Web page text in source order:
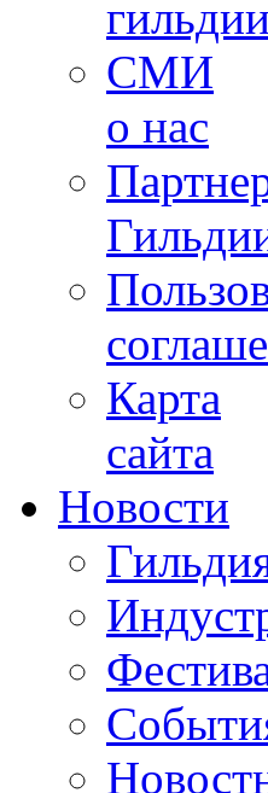
гильдии
СМИ
о нас
Карта
сайта
Новости